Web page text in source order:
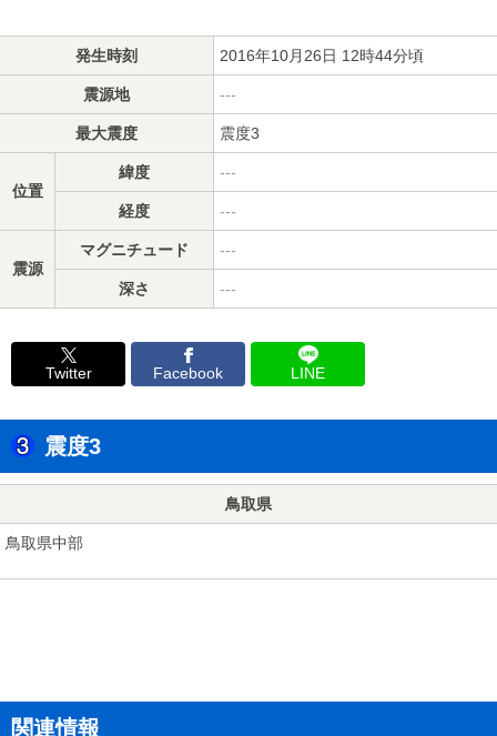
発生時刻 2016年10月26日 12時44分頃
震源地 ---
最大震度 震度3
位置
緯度 ---
経度 ---
震源
マグニチュード ---
深さ ---
Twitter Facebook LINE
震度3
鳥取県
鳥取県中部
関連情報